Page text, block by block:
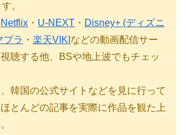
。
Netflix ・ U-NEXT ・ Disney+ (ディズニ
プラ ・ 楽天VIKI などの動画配信サー
聴する他、BSや地上波でもチェッ
韓国の公式サイトなどを見に行って
とんどの記事を実際に作品を観た上